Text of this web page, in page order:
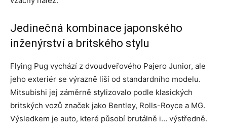
Jedinečná kombinace japonského
inženýrství a britského stylu
Flying Pug vychází z dvoudveřového Pajero Junior, ale
jeho exteriér se výrazně liší od standardního modelu.
Mitsubishi jej záměrně stylizovalo podle klasických
britských vozů značek jako Bentley, Rolls-Royce a MG.
Výsledkem je auto, které působí brutálně i… výstředně.